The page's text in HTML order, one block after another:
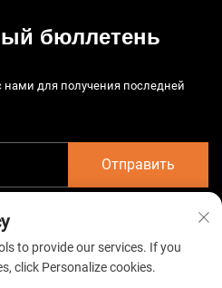
бюллетень
нами для получения последней
Отправить
to provide our services. If you
click Personalize cookies.